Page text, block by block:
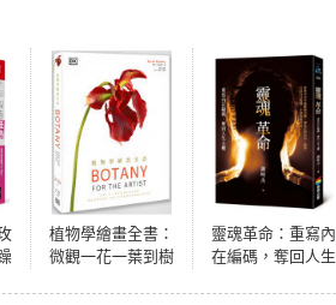
植物學繪畫全書：
微觀一花一葉到樹
靈魂革命：重寫內
在編碼，奪回人生